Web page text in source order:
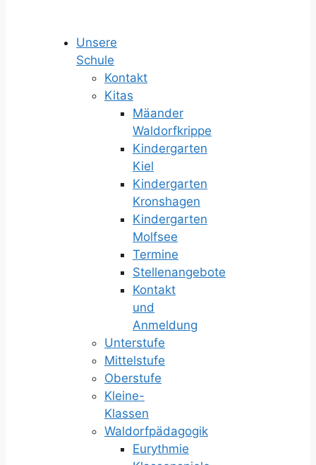
Unsere
Schule
Kontakt
Kitas
Mäander
Waldorfkrippe
Kindergarten
Kiel
Kindergarten
Kronshagen
Kindergarten
Molfsee
Termine
Stellenangebote
Kontakt
und
Anmeldung
Unterstufe
Mittelstufe
Oberstufe
Kleine-
Klassen
Waldorfpädagogik
Eurythmie